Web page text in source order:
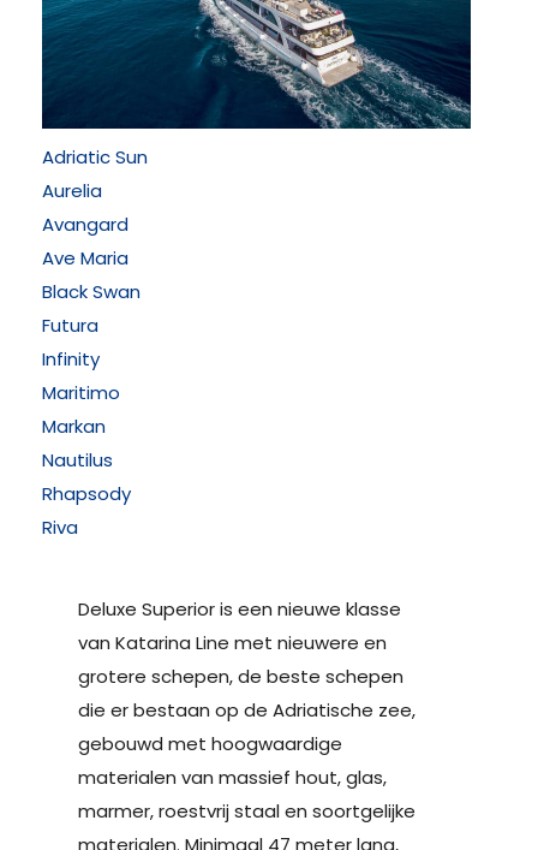
Adriatic Sun
Aurelia
Avangard
Ave Maria
Black Swan
Futura
Infinity
Maritimo
Markan
Nautilus
Rhapsody
Riva
Deluxe Superior is een nieuwe klasse
van Katarina Line met nieuwere en
grotere schepen, de beste schepen
die er bestaan ​​op de Adriatische zee,
gebouwd met hoogwaardige
materialen van massief hout, glas,
marmer, roestvrij staal en soortgelijke
materialen. Minimaal 47 meter lang,